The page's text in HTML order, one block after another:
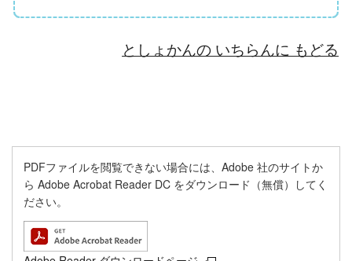
としょかんの いちらんに もどる
PDFファイルを閲覧できない場合には、Adobe 社のサイトか
ら Adobe Acrobat Reader DC をダウンロード（無償）してく
ださい。